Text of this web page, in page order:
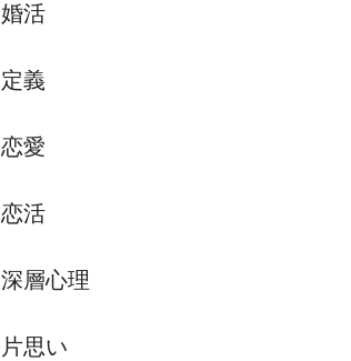
婚活
定義
恋愛
恋活
深層心理
片思い